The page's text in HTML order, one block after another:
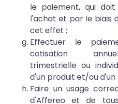
le paiement, qui
l'achat et par le biais
cet effet ;
Effectuer le
cotisation
trimestrielle ou
d'un produit et/ou d'un
Faire un usage
d'Affereo et de